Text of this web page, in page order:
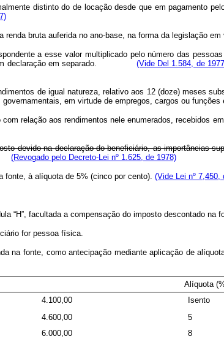
distinto do de locação desde que em pagamento
bruta auferida no ano-base, na forma da legislação em
a esse valor multiplicado pelo número das
declaração em separado.
(Vide Del 1.584, de
de igual natureza, relativo aos 12 (doze) meses
em virtude de empregos, cargos ou funções
relação aos rendimentos nele enumerados, recebidos
devido na declaração do beneficiário, as importâncias
(Revogado pelo Decreto-Lei nº 1.625, de 1978)
fonte, à alíquota de 5% (cinco por cento). (Vide Lei nº 7,450,
“H”, facultada a compensação do imposto descontado na
for pessoa física.
na fonte, como antecipação mediante aplicação de
Alíquota
4.100,00
Isento
4.600,00
5
6.000,00
8